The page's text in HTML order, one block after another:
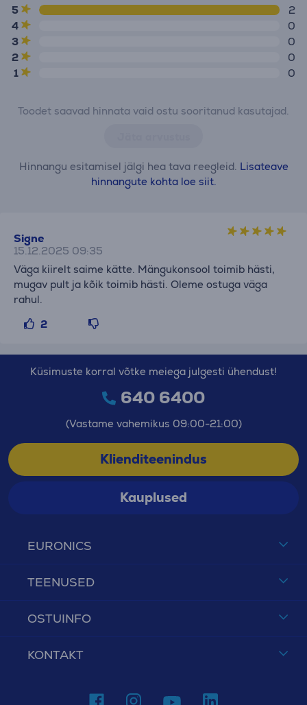
5
2
4
0
3
0
2
0
1
0
Toodet saavad hinnata vaid ostu sooritanud kasutajad.
Hinnangu esitamisel jälgi hea tava reegleid. Lisateave
hinnangute kohta loe siit.
Signe
15.12.2025 09:35
Väga kiirelt saime kätte. Mängukonsool toimib hästi,
mugav pult ja kõik toimib hästi. Oleme ostuga väga
rahul.
2
EURONICS
TEENUSED
OSTUINFO
KONTAKT
Küsimuste korral võtke meiega julgesti ühendust!
640 6400
(Vastame vahemikus 09:00-21:00)
Klienditeenindus
Kauplused